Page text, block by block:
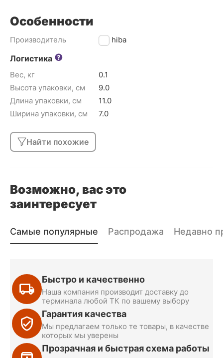
Особенности
Производитель Toshiba
Логистика
Вес, кг
0.1
Высота упаковки, см
9.0
Длина упаковки, см
11.0
Ширина упаковки, см
7.0
Найти похожие
Возможно, вас это
заинтересует
Самые популярные Распродажа Недавно
Быстро и качественно
Наша компания производит доставку до
терминала любой ТК по вашему выбору
Гарантия качества
Мы предлагаем только те товары, в качестве
которых мы уверены
Прозрачная и быстрая схема работы